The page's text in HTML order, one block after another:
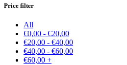
Price filter
All
€0,00 - €20,00
€20,00 - €40,00
€40,00 - €60,00
€60,00 +